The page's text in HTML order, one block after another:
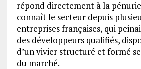
répond directement à la
connaît le secteur depuis
entreprises françaises, qui
des développeurs qualifiés,
d’un vivier structuré et formé
du marché.